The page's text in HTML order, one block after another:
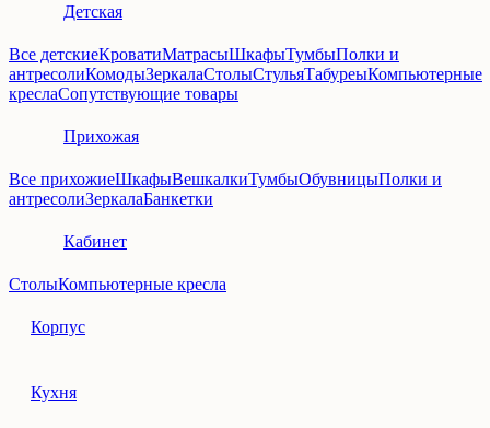
Детская
Все детскиеКроватиМатрасыШкафыТумбыПолки и
антресолиКомодыЗеркалаСтолыСтульяТабуреыКомпьютерные
креслаСопутствующие товары
Прихожая
Все прихожиеШкафыВешкалкиТумбыОбувницыПолки и
антресолиЗеркалаБанкетки
Кабинет
СтолыКомпьютерные кресла
Корпус
Кухня